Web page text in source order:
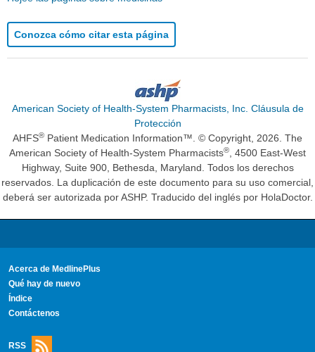
Conozca cómo citar esta página
American Society of Health-System Pharmacists, Inc. Cláusula de
Protección
AHFS® Patient Medication Information™. © Copyright, 2026. The
American Society of Health-System Pharmacists®, 4500 East-West
Highway, Suite 900, Bethesda, Maryland. Todos los derechos
reservados. La duplicación de este documento para su uso comercial,
deberá ser autorizada por ASHP. Traducido del inglés por HolaDoctor.
Acerca de MedlinePlus
Qué hay de nuevo
Índice
Contáctenos
RSS